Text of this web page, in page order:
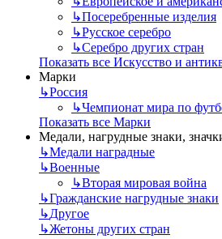
↳Посеребренные изделия
↳Русское серебро
↳Серебро других стран
Показать все Искусство и
Марки
↳Россия
↳Чемпионат мира по
Показать все Марки
Медали, нагрудные знаки,
↳Mедали наградные
↳Военные
↳Вторая мировая война
↳Гражданские нагрудные знаки
↳Другое
↳Жетоны других стран